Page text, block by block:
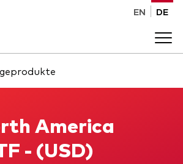
EN DE
UCITS ETFAmerica
- (USD)